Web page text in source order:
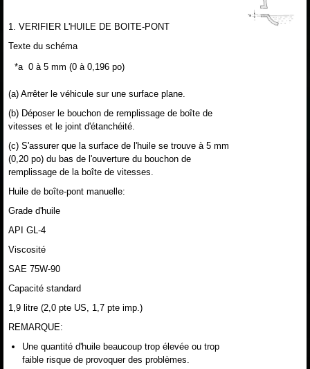
1. VERIFIER L'HUILE DE BOITE-PONT
Texte du schéma
*a 0 à 5 mm (0 à 0,196 po)
(a) Arrêter le véhicule sur une surface plane.
(b) Déposer le bouchon de remplissage de boîte de
vitesses et le joint d'étanchéité.
(c) S'assurer que la surface de l'huile se trouve à 5 mm
(0,20 po) du bas de l'ouverture du bouchon de
remplissage de la boîte de vitesses.
Huile de boîte-pont manuelle:
Grade d'huile
API GL-4
Viscosité
SAE 75W-90
Capacité standard
1,9 litre (2,0 pte US, 1,7 pte imp.)
REMARQUE:
Une quantité d'huile beaucoup trop élevée ou trop
faible risque de provoquer des problèmes.